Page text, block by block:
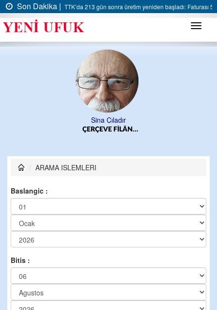
Son Dakika | TTK’da 213 gün sonra üretim yeniden başladı: Faturası 5
Menü
Sina Çıladır
ÇERÇEVE FİLÂN…
ARAMA ISLEMLERI
Baslangic :
Bitis :